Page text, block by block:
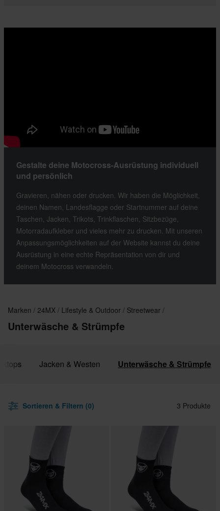
Gestalte deine Motocross-Ausrüstung individuell
und persönlich
Gravieren, nähen oder drucken. Wir haben die Möglichkeit,
deinen Namen, Landesflagge oder Startnummer auf deine
Taschen, Jacken, Trikots, Trinkflaschen, Sitzbezüge,
Motorradaufkleber und vieles mehr zu drucken. Mit unseren
Anpassungsmöglichkeiten auf der Website kannst du deine
Ausrüstung in eine echte Repräsentation von dir und
deinem Motocross verwandeln.
Marken 24MX Lifestyle & Outdoor Streetwear
Unterwäsche & Strümpfe
Jacken & Westen Unterwäsche & Strümpfe
Sortieren & Filtern (0) 3 Produkte